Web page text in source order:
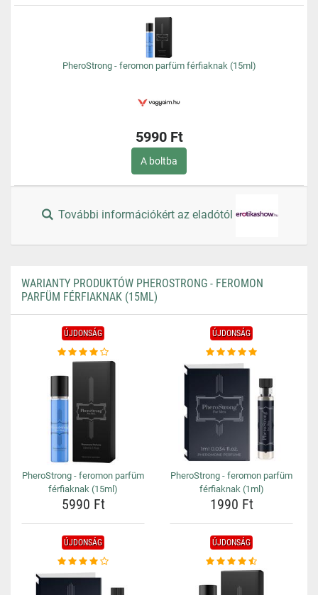
PheroStrong - feromon parfüm férfiaknak (15ml)
5990 Ft
A boltba
További információkért az eladótól
WARIANTY PRODUKTÓW PHEROSTRONG - FEROMON
PARFÜM FÉRFIAKNAK (15ML)
ÚJDONSÁG
PheroStrong - feromon parfüm
férfiaknak (15ml)
5990 Ft
ÚJDONSÁG
PheroStrong - feromon parfüm
férfiaknak (1ml)
1990 Ft
ÚJDONSÁG ÚJDONSÁG